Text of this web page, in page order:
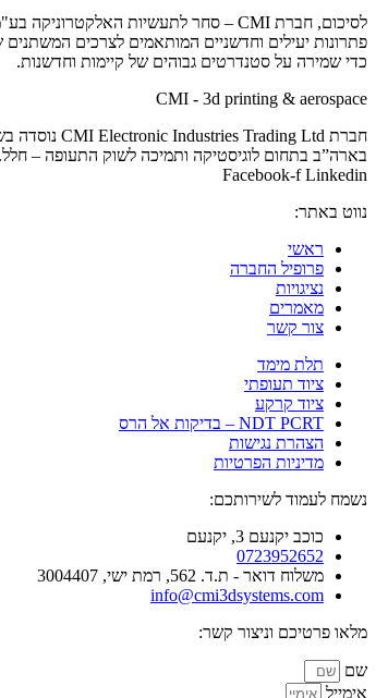
לסיכום, חברת CMI – סחר לתעשיות האלקטרוניקה בע"מ מציבה את עצמה בחזית החדשנות בתחום ההדפסה התלת מימדית, עם מגוון רחב של
כדי שמירה על סטנדרטים גבוהים של קיימות וחדשנות.
CMI - 3d printing & aerospace
בארה”ב בתחום לוגיסטיקה ותמיכה לשוק התעופה – חלל.
Facebook-f Linkedin
נווט באתר:
ראשי
פרופיל החברה
נציגויות
מאמרים
צור קשר
תלת מימד
ציוד תעופתי
ציוד קרקע
NDT PCRT – בדיקות אל הרס
הצהרת נגישות
מדיניות הפרטיות
נשמח לעמוד לשירותכם:
כוכב יקנעם 3, יקנעם
0723952652
משלוח דואר - ת.ד. 562, רמת ישי, 3004407​
info@cmi3dsystems.com
מלאו פרטיכם וניצור קשר:
שם
אימייל